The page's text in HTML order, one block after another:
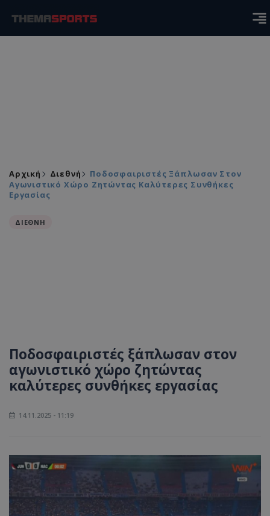
Αρχική Διεθνή
Ποδοσφαιριστές Ξάπλωσαν Στον
Αγωνιστικό Χώρο Ζητώντας Καλύτερες Συνθήκες
Εργασίας
ΔΙΕΘΝΗ
Ποδοσφαιριστές ξάπλωσαν στον
αγωνιστικό χώρο ζητώντας
καλύτερες συνθήκες εργασίας
14.11.2025 - 11:19